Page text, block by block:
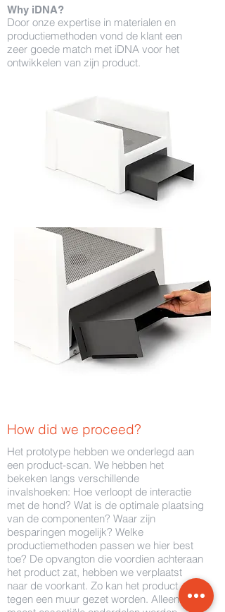
Why iDNA?
Door onze expertise in materialen en
productiemethoden vond de klant een
zeer goede match met iDNA voor het
ontwikkelen van zijn product.
How did we proceed?
Het prototype hebben we onderlegd aan
een product-scan. We hebben het
bekeken langs verschillende
invalshoeken: Hoe verloopt de interactie
met de hond? Wat is de optimale plaatsing
van de componenten? Waar zijn
besparingen mogelijk? Welke
productiemethoden passen we hier best
toe? De opvangton die voordien achteraan
het product zat, hebben we verplaatst
naar de voorkant. Zo kan het product
tegen een muur gezet worden. Alleen de